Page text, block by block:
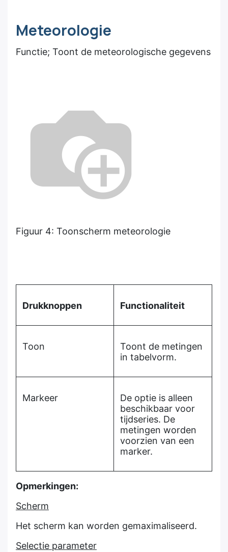
Meteorologie
Functie; Toont de meteorologische gegevens
Figuur 4: Toonscherm meteorologie
Drukknoppen Functionaliteit
Toon
Toont de metingen
in tabelvorm.
Markeer
De optie is alleen
beschikbaar voor
tijdseries. De
metingen worden
voorzien van een
marker.
Opmerkingen:
Scherm
Het scherm kan worden gemaximaliseerd.
Selectie parameter